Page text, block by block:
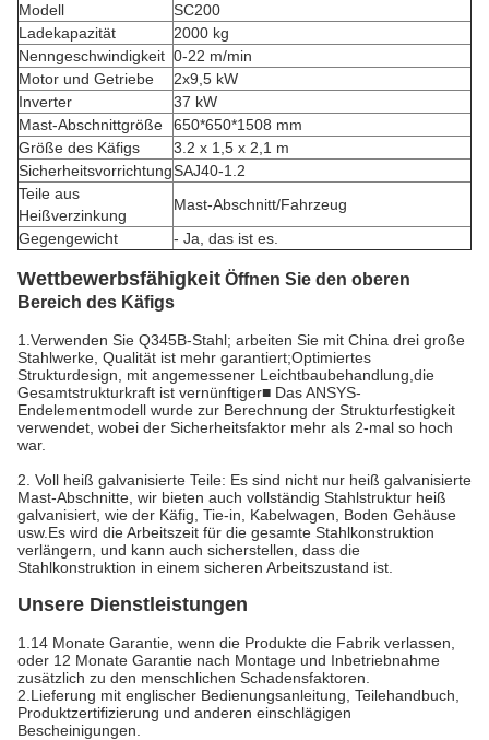
Modell
SC200
Ladekapazität
2000 kg
Nenngeschwindigkeit 0-22 m/min
Motor und Getriebe
2x9,5 kW
Inverter
37 kW
Mast-Abschnittgröße
650*650*1508 mm
Größe des Käfigs
3.2 x 1,5 x 2,1 m
SicherheitsvorrichtungSAJ40-1.2
Teile aus
Heißverzinkung
Mast-Abschnitt/Fahrzeug
Gegengewicht
- Ja, das ist es.
Wettbewerbsfähigkeit Öffnen Sie den oberen
Bereich des Käfigs
1.Verwenden Sie Q345B-Stahl; arbeiten Sie mit China drei große
Stahlwerke, Qualität ist mehr garantiert;Optimiertes
Strukturdesign, mit angemessener Leichtbaubehandlung,die
Gesamtstrukturkraft ist vernünftiger■ Das ANSYS-
Endelementmodell wurde zur Berechnung der Strukturfestigkeit
verwendet, wobei der Sicherheitsfaktor mehr als 2-mal so hoch
war.
2. Voll heiß galvanisierte Teile: Es sind nicht nur heiß galvanisierte
Mast-Abschnitte, wir bieten auch vollständig Stahlstruktur heiß
galvanisiert, wie der Käfig, Tie-in, Kabelwagen, Boden Gehäuse
usw.Es wird die Arbeitszeit für die gesamte Stahlkonstruktion
verlängern, und kann auch sicherstellen, dass die
Stahlkonstruktion in einem sicheren Arbeitszustand ist.
Unsere Dienstleistungen
1.14 Monate Garantie, wenn die Produkte die Fabrik verlassen,
oder 12 Monate Garantie nach Montage und Inbetriebnahme
zusätzlich zu den menschlichen Schadensfaktoren.
2.Lieferung mit englischer Bedienungsanleitung, Teilehandbuch,
Produktzertifizierung und anderen einschlägigen
Bescheinigungen.